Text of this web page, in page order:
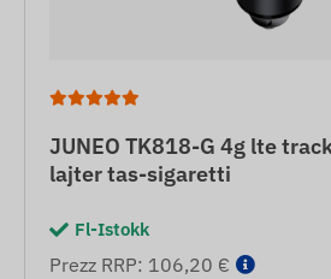
JUNEO TK818-G 4g lte
lajter tas-sigaretti
Fl-Istokk
Prezz RRP: 106,20 €